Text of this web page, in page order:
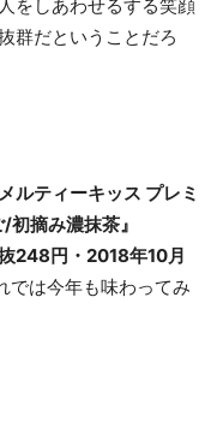
をしあわせるする笑顔
群だということだろ
メルティーキッス プレミ
摘み濃抹茶』
248円・2018年10月
では今年も味わってみ